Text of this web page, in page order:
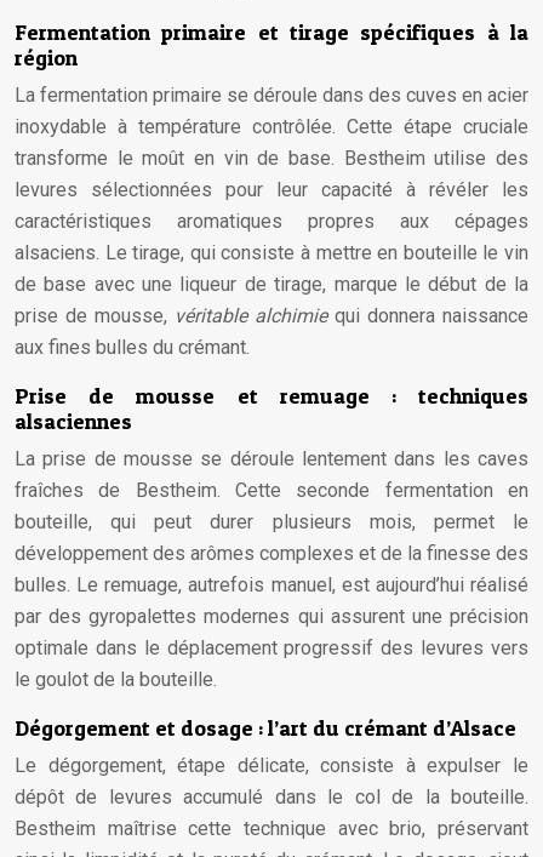
Fermentation primaire et tirage spécifiques à la
région
La fermentation primaire se déroule dans des cuves en acier
inoxydable à température contrôlée. Cette étape cruciale
transforme le moût en vin de base. Bestheim utilise des
levures sélectionnées pour leur capacité à révéler les
caractéristiques aromatiques propres aux cépages
alsaciens. Le tirage, qui consiste à mettre en bouteille le vin
de base avec une liqueur de tirage, marque le début de la
prise de mousse, véritable alchimie qui donnera naissance
aux fines bulles du crémant.
Prise de mousse et remuage : techniques
alsaciennes
La prise de mousse se déroule lentement dans les caves
fraîches de Bestheim. Cette seconde fermentation en
bouteille, qui peut durer plusieurs mois, permet le
développement des arômes complexes et de la finesse des
bulles. Le remuage, autrefois manuel, est aujourd’hui réalisé
par des gyropalettes modernes qui assurent une précision
optimale dans le déplacement progressif des levures vers
le goulot de la bouteille.
Dégorgement et dosage : l’art du crémant d’Alsace
Le dégorgement, étape délicate, consiste à expulser le
dépôt de levures accumulé dans le col de la bouteille.
Bestheim maîtrise cette technique avec brio, préservant